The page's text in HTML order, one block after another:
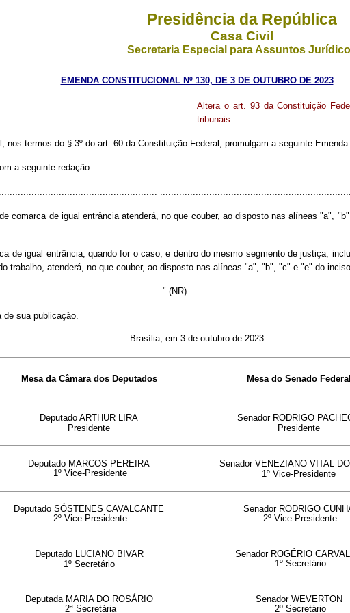
Presidência da República
Casa Civil
Secretaria Especial para Assuntos
EMENDA CONSTITUCIONAL Nº 130, DE 3 DE OUTUBRO DE 2023
Altera o art. 93 da Constituição
tribunais.
nos termos do § 3º do art. 60 da Constituição Federal, promulgam a seguinte
a seguinte redação:
comarca de igual entrância atenderá, no que couber, ao disposto nas alíneas "a",
de igual entrância, quando for o caso, e dentro do mesmo segmento de justiça,
trabalho, atenderá, no que couber, ao disposto nas alíneas "a", "b", "c" e "e" do
(NR)
de sua publicação.
Brasília, em 3 de outubro de 2023
Mesa da Câmara dos Deputados Mesa do Senado Federal
Deputado ARTHUR LIRA
Presidente
Senador RODRIGO
Presidente
Deputado MARCOS PEREIRA
1º Vice-Presidente
Senador VENEZIANO VITAL
1º Vice-Presidente
Deputado SÓSTENES CAVALCANTE
2º Vice-Presidente
Senador RODRIGO
2º Vice-Presidente
Deputado LUCIANO BIVAR
1º Secretário
Senador ROGÉRIO
1º Secretário
Deputada MARIA DO ROSÁRIO
2ª Secretária
Senador WEVERTON
2º Secretário